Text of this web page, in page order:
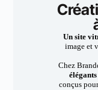
Un site
image et
Chez
conçus